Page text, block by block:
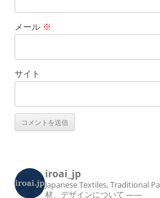
メール ※
サイト
iroai_jp
Japanese Textiles, Traditional
材、デザインについて ——